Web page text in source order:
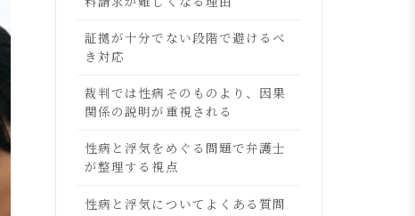
証拠が十分でない段階で避けるべ
き対応
裁判では性病そのものより、因果
関係の説明が重視される
性病と浮気をめぐる問題で弁護士
が整理する視点
性病と浮気についてよくある質問